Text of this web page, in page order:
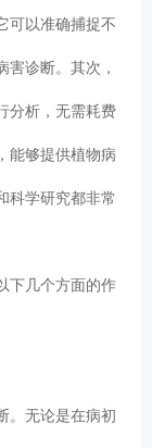
可以准确捕捉不
害诊断。其次，
分析，无需耗费
能够提供植物病
科学研究都非常
下几个方面的作
。无论是在病初